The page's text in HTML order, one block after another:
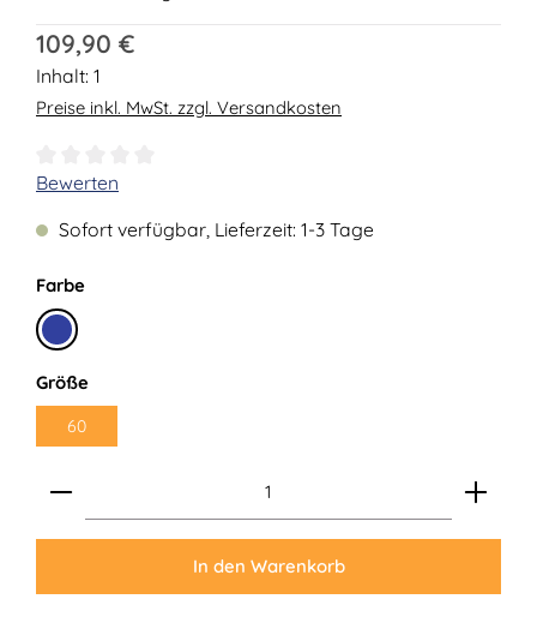
Regulärer Preis:
109,90 €
Inhalt: 1
Preise inkl. MwSt. zzgl. Versandkosten
Durchschnittliche Bewertung von 0 von 5 Sternen
Bewerten
Sofort verfügbar, Lieferzeit: 1-3 Tage
Farbeauswählen
Marine
Größeauswählen
60
Produkt Anzahl: Gib den gewünschten Wert ein
In den Warenkorb